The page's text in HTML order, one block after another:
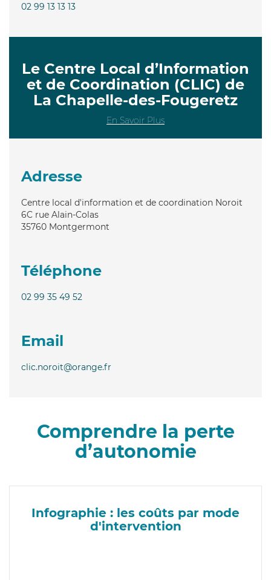
02 99 13 13 13
Le Centre Local d’Information
et de Coordination (CLIC) de
La Chapelle-des-Fougeretz
En Savoir Plus
Adresse
Centre local d'information et de coordination Noroit
6C rue Alain-Colas
35760 Montgermont
Téléphone
02 99 35 49 52
Email
clic.noroit@orange.fr
Comprendre la perte
d’autonomie
Infographie : les coûts par mode
d'intervention